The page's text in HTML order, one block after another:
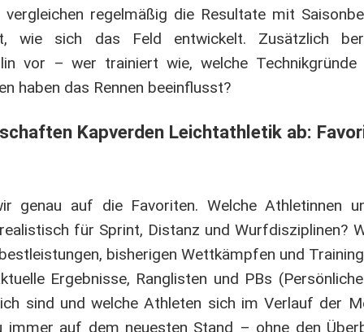
regelmäßig die Resultate mit
wie sich das Feld entwickelt. Zusätzlich
vor – wer trainiert wie, welche Technikgründe
haben das Rennen beeinflusst?
Kapverden Leichtathletik ab:
genau auf die Favoriten. Welche Athletinnen
für Sprint, Distanz und Wurfdisziplinen?
bisherigen Wettkämpfen und
Ergebnisse, Ranglisten und PBs
sind und welche Athleten sich im Verlauf der
immer auf dem neuesten Stand – ohne den